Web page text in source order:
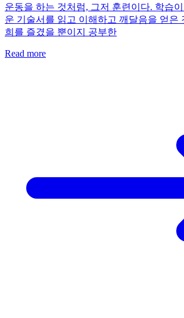
운동을 하는 것처럼, 그저 훈련이다. 학습
운 기술서를 읽고 이해하고 깨달음을 얻은
희를 즐겼을 뿐이지 공부한
Read more